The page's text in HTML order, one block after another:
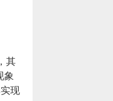
其
象
现